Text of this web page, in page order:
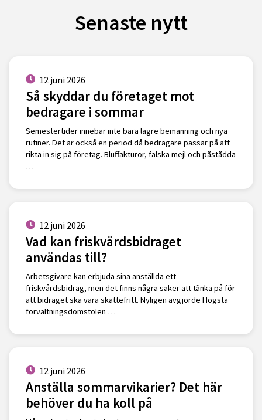
Senaste nytt
12 juni 2026
Så skyddar du företaget mot
bedragare i sommar
Semestertider innebär inte bara lägre bemanning och nya
rutiner. Det är också en period då bedragare passar på att
rikta in sig på företag. Bluffakturor, falska mejl och påstådda
…
12 juni 2026
Vad kan friskvårdsbidraget
användas till?
Arbetsgivare kan erbjuda sina anställda ett
friskvårdsbidrag, men det finns några saker att tänka på för
att bidraget ska vara skattefritt. Nyligen avgjorde Högsta
förvaltningsdomstolen …
12 juni 2026
Anställa sommarvikarier? Det här
behöver du ha koll på